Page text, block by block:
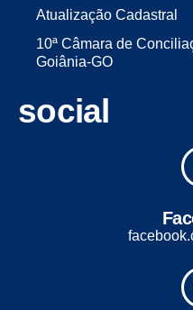
Atualização Cadastral
10ª Câmara de
Goiânia-GO
social